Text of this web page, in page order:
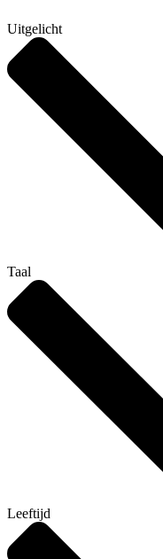
Uitgelicht
Taal
Leeftijd